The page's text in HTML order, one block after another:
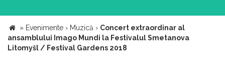
» Evenimente › Muzică › Concert extraordinar al
ansamblului Imago Mundi la Festivalul Smetanova
Litomyšl / Festival Gardens 2018